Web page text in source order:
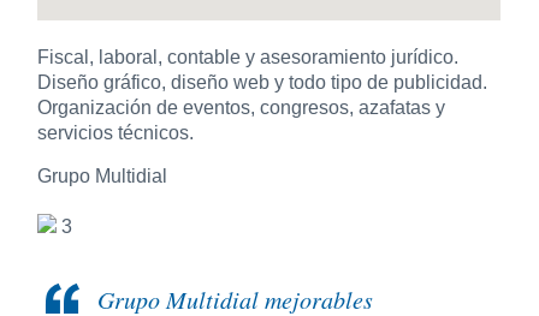
Fiscal, laboral, contable y asesoramiento jurídico.
Diseño gráfico, diseño web y todo tipo de publicidad.
Organización de eventos, congresos, azafatas y
servicios técnicos.
Grupo Multidial
3
Grupo Multidial mejorables